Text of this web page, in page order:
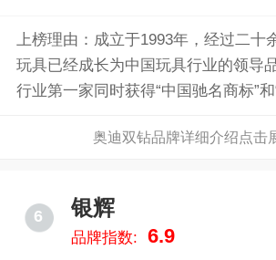
上榜理由：成立于1993年，经过二十
玩具已经成长为中国玩具行业的领导
行业第一家同时获得“中国驰名商标”
奥迪双钻品牌详细介绍点击
6 银辉
品牌指数: 6.9